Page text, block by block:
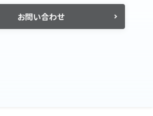
お問い合わせ